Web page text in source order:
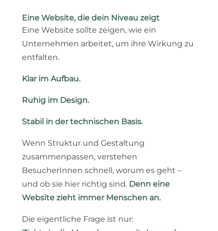
Eine Website, die dein Niveau zeigt
Eine Website sollte zeigen, wie ein
Unternehmen arbeitet, um ihre Wirkung zu
entfalten.
Klar im Aufbau.
Ruhig im Design.
Stabil in der technischen Basis.
Wenn Struktur und Gestaltung
zusammenpassen, verstehen
BesucherInnen schnell, worum es geht –
und ob sie hier richtig sind. Denn eine
Website zieht immer Menschen an.
Die eigentliche Frage ist nur: